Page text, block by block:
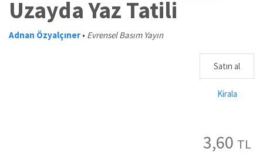
Uzayda Yaz Tatili
Adnan Özyalçıner • Evrensel Basım Yayın
Satın al
Kirala
3,60 TL